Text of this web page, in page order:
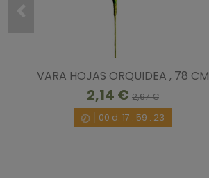
VARA HOJAS ORQUIDEA , 78 CM
2,14 € 2,67 €
00 d. 17 : 59 : 23